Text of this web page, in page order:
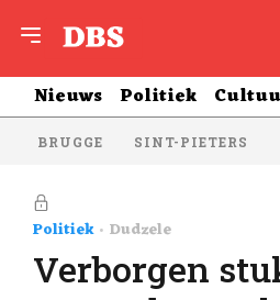
Nieuws Politiek
BRUGGE SINT-PIETERS
Politiek Dudzele
Verborgen